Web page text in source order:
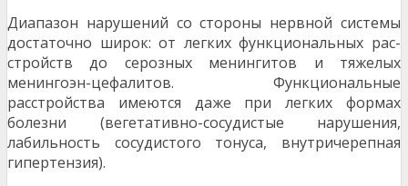
Диапазон нарушений со стороны нервной системы
достаточно широк: от легких функциональных рас­
стройств до серозных менингитов и тяжелых
менингоэн-цефалитов. Функциональные
расстройства имеются даже при легких формах
болезни (вегетативно-сосудистые нарушения,
лабильность сосудистого тонуса, внутриче­репная
гипертензия).